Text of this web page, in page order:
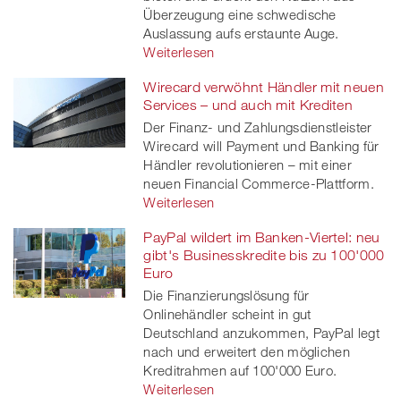
Überzeugung eine schwedische
Auslassung aufs erstaunte Auge.
Weiterlesen
Wirecard verwöhnt Händler mit neuen
Services – und auch mit Krediten
Der Finanz- und Zahlungsdienstleister
Wirecard will Payment und Banking für
Händler revolutionieren – mit einer
neuen Financial Commerce-Plattform.
Weiterlesen
PayPal wildert im Banken-Viertel: neu
gibt's Businesskredite bis zu 100'000
Euro
Die Finanzierungslösung für
Onlinehändler scheint in gut
Deutschland anzukommen, PayPal legt
nach und erweitert den möglichen
Kreditrahmen auf 100'000 Euro.
Weiterlesen